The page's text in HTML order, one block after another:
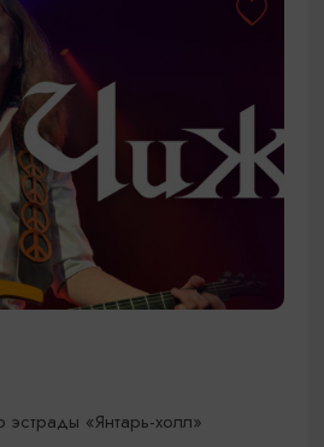
эстрады «Янтарь-холл»